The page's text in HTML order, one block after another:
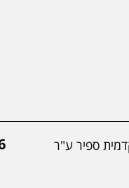
ספיר ע"ר